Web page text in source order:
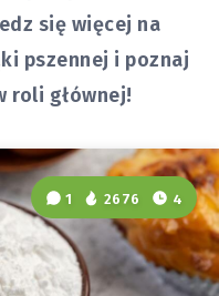
się więcej na
pszennej i poznaj
roli głównej!
1 2676 4